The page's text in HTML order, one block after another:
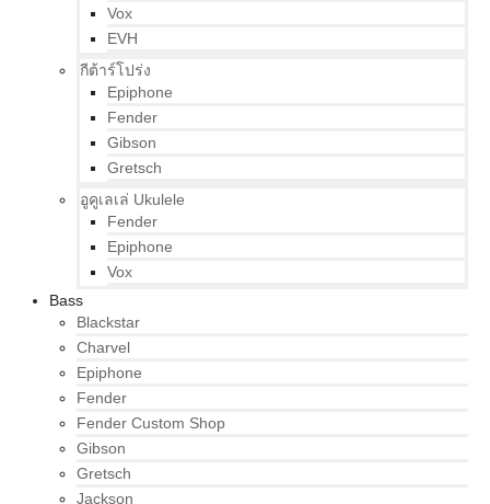
Vox
EVH
กีต้าร์โปร่ง
Epiphone
Fender
Gibson
Gretsch
อูคูเลเล่ Ukulele
Fender
Epiphone
Vox
Bass
Blackstar
Charvel
Epiphone
Fender
Fender Custom Shop
Gibson
Gretsch
Jackson